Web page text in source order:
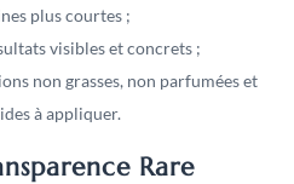
plus courtes ;
visibles et concrets ;
non grasses, non parfumées et
à appliquer.
Rare